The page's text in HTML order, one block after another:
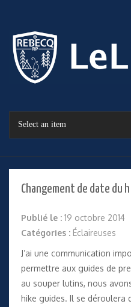
Changement de date du
Publié le : 19 octobre 2014
Catégories : Éclaireuses
J’ai une communication
permettre aux guides de
au souper lutins, nous
hike guides. Il se déroulera